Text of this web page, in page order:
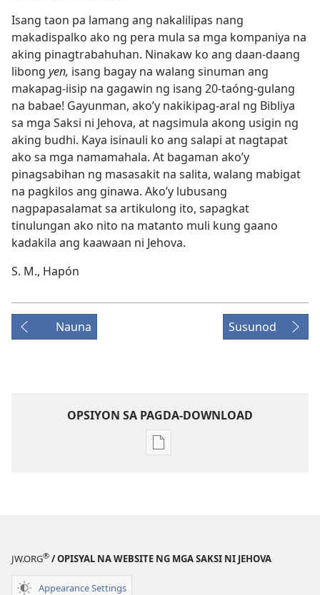
Isang taon pa lamang ang nakalilipas nang
makadispalko ako ng pera mula sa mga kompaniya na
aking pinagtrabahuhan. Ninakaw ko ang daan-daang
libong yen, isang bagay na walang sinuman ang
makapag-iisip na gagawin ng isang 20-taóng-gulang
na babae! Gayunman, ako’y nakikipag-aral ng Bibliya
sa mga Saksi ni Jehova, at nagsimula akong usigin ng
aking budhi. Kaya isinauli ko ang salapi at nagtapat
ako sa mga namamahala. At bagaman ako’y
pinagsabihan ng masasakit na salita, walang mabigat
na pagkilos ang ginawa. Ako’y lubusang
nagpapasalamat sa artikulong ito, sapagkat
tinulungan ako nito na matanto muli kung gaano
kadakila ang kaawaan ni Jehova.
S. M., Hapón
Nauna Susunod
OPSIYON SA PAGDA-DOWNLOAD
Opsiyon
MAGASIN
JW.ORG® / OPISYAL NA WEBSITE NG MGA SAKSI NI JEHOVA
Appearance Settings